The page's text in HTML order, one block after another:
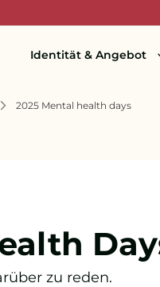
Identität & Angebot
2025 Mental health days
zu reden.